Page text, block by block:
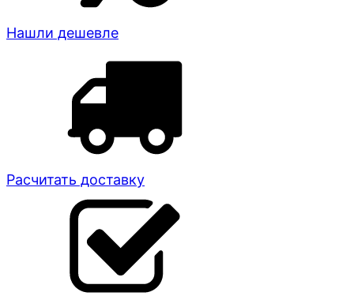
Нашли дешевле
Расчитать доставку